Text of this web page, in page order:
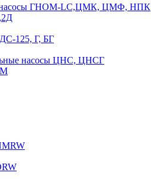
насосы ГНОМ-LC,ЦМК, ЦМФ, НПК
125, Г, БГ
насосы ЦНС, ЦНСГ